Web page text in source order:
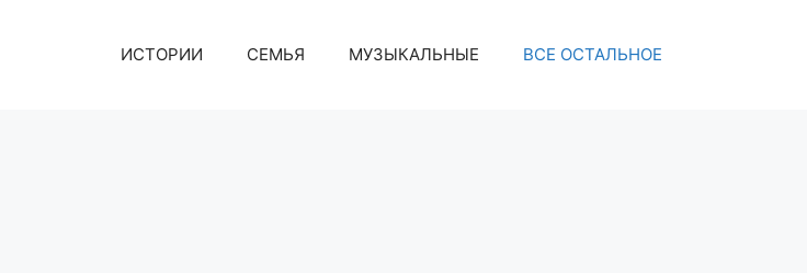
ИСТОРИИ СЕМЬЯ МУЗЫКАЛЬНЫЕ ВСЕ ОСТАЛЬНОЕ